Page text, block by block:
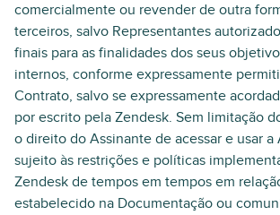
comercialmente ou revender de outra
terceiros, salvo Representantes
finais para as finalidades dos seus
internos, conforme expressamente
Contrato, salvo se expressamente
por escrito pela Zendesk. Sem limitação
o direito do Assinante de acessar e usar a
sujeito às restrições e políticas
Zendesk de tempos em tempos em
estabelecido na Documentação ou